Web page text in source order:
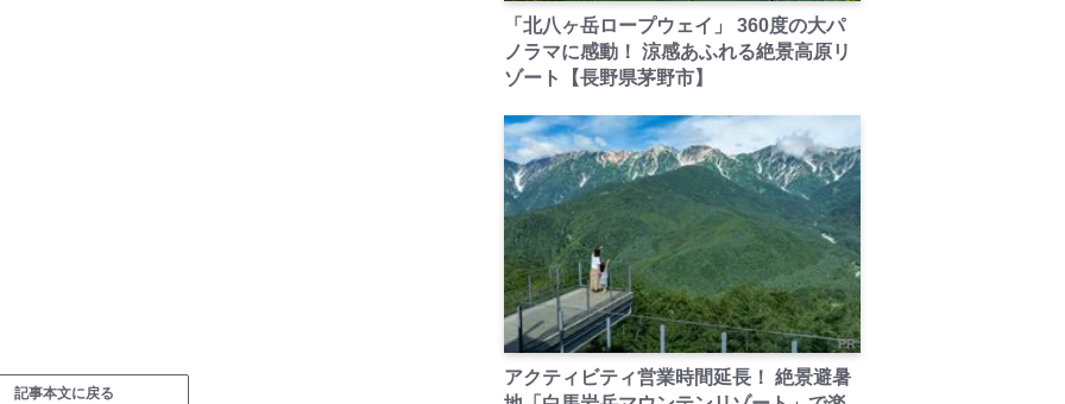
記事本文に戻る
「北八ヶ岳ロープウェイ」 360度の大パ
ノラマに感動！ 涼感あふれる絶景高原リ
ゾート【長野県茅野市】
PR
アクティビティ営業時間延長！ 絶景避暑